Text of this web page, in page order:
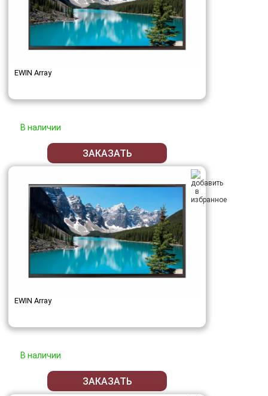
EWIN Array
В наличии
ЗАКАЗАТЬ
EWIN Array
В наличии
ЗАКАЗАТЬ